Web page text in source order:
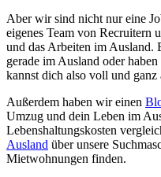
Aber wir sind nicht nur eine
eigenes Team von Recruitern
und das Arbeiten im Ausland.
gerade im Ausland oder
kannst dich also voll und ganz
Außerdem haben wir einen
Umzug und dein Leben im
Lebenshaltungskosten
Ausland über unsere
Mietwohnungen finden.